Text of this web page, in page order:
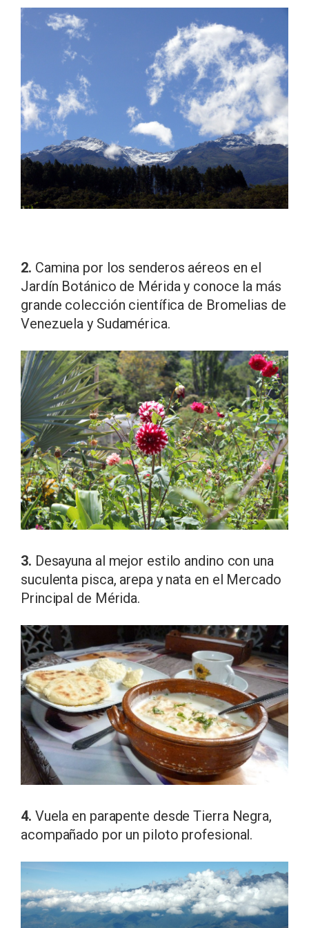
2. Camina por los senderos aéreos en el
Jardín Botánico de Mérida y conoce la más
grande colección científica de Bromelias de
Venezuela y Sudamérica.
3. Desayuna al mejor estilo andino con una
suculenta pisca, arepa y nata en el Mercado
Principal de Mérida.
4. Vuela en parapente desde Tierra Negra,
acompañado por un piloto profesional.